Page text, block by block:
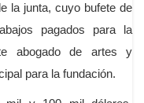
la junta, cuyo bufete de
pagados para la
abogado de artes y
para la fundación.